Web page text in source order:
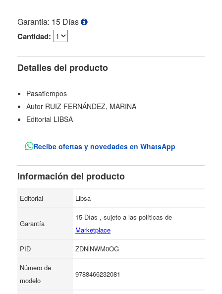
Garantía: 15 Días
Cantidad:
Detalles del producto
Pasatiempos
Autor RUIZ FERNÁNDEZ, MARINA
Editorial LIBSA
Recibe ofertas y novedades en WhatsApp
Información del producto
Editorial Libsa
Garantía
15 Días , sujeto a las políticas de
Marketplace
PID
ZDNlNWM0OG
Número de
modelo
9788466232081